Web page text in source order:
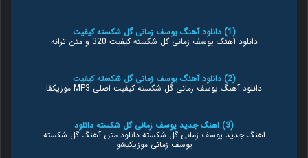
(1) دانلود آهنگ یوسف زمانی گل شکسته کیفیت
دانلود آهنگ یوسف زمانی گل شکسته کیفیت 320 و متن ترانه
(2) دانلود آهنگ یوسف زمانی گل شکسته کیفیت
دانلود آهنگ یوسف زمانی گل شکسته کیفیت اصلی MP3 موزیکفا
(3) اهنگ جدید یوسف زمانی گل شکسته دانلود
اهنگ جدید یوسف زمانی گل شکسته دانلود متن آهنگ گل شکسته
یوسف زمانی موزیکیشو